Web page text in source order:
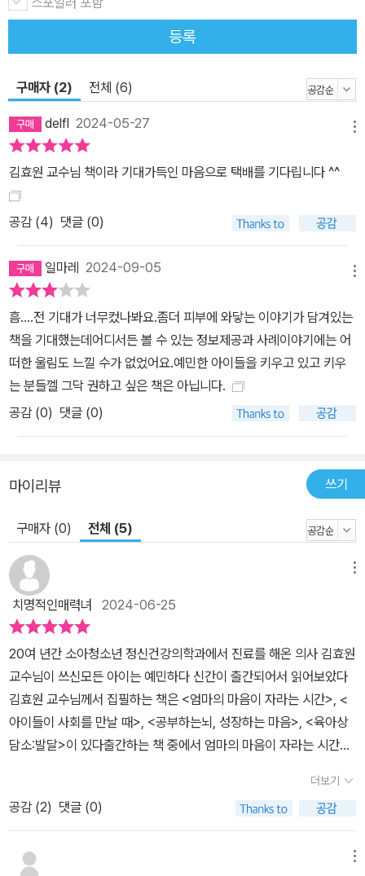
지은이, 1등에 집착하는 장현이, 머리카락 뽑는 강박증을 가진 예준이
는 병원을 방문했고, 저자와 함께 인지행동치료, 놀이치료, 정신치료
세밀하게 살펴볼 몇몇 유형이 있다. 예컨대 공감을 잘하는 아이와 사
부류에 속한다. 친구들 반응을 살피며 눈치 보는 아이는 공감을 잘하
지만 에너지 소모가 심한 예민한 아이다. 반면 사회성이 떨어지는 아
이는 낯선 사람이나 장소에 민감해 적응을 잘 못 하면서 대인관계에
서툰 면모를 보이기도 한다. 또한 예민함은 장점이 되기도 하고 단점
이 되기도 하는데, 가령 저자가 만났던 지연이는 유치원에서 혼자 울
고 있을 때가 많았고 새 학원에 가면 적응하는 데도 오래 걸렸지만, 그
런 조심스러운 성격이 초등학교 때는 빛을 발했다. 선생님의 심기를
거스르는 행동을 하지 않고, 친구들과 무난히 지내며 주변 환경에 자
신을 맞추는 성향이 오히려 사회 적응도를 높여준 것이다. 예민한 아
이는 어떤 청소년이 될까? 부모가 예민한지 아닌지 파악하는 것도 중
요하다 이 책의 장점은 예민한 아이가 청소년이 되면 어떤 난관에 부
딪히고 어떤 변화를 겪는지 추적한다는 것이다. 부모들은 대개 육아
가 처음이라 아이의 미래를 생각하면 조급해지기 마련이다. 미래를
뇌와 마음에 많은 변화가 일어난다. 시냅스 가지치기를 통해 뇌 조직
과 신경회로는 더 정교해지지만, 한편 전두엽 기능이 완성되지 않아
불안과 심한 감정 기복을 드러내기도 한다. 아이들은 사춘기 초기까
지 예민함이 높아지다가 성인기 초기에 줄어드는 경향이 있고, 주변
에서 잘 도와주면 예민함이 빨리 호전되곤 한다. 의자를 손소독제로
닦는 현민이(강박증), 수능만 생각하면 숨을 잘 못 쉬는 용훈이(공황
장애), 한 문제도 틀리면 안 되는 유진이(완벽주의), 관계를 되새김질
하는 재형이, 모든 문제를 자기 탓이라고 하는 수민이(우울증), 친구
에게 집착하는 예진이(애정 결핍), 일기장에 부모 욕을 적는 세진이,
인스타그램 맞팔을 확인하는 하윤이, 불안하면 두통과 복통을 일으키
는 성진이(불안의 신체 증상화), 완벽주의자 아빠 밑에서 불안과 무기
력을 겪은 지유, 대인관계에서 소외감과 좌절감을 느끼는 하율이, 폭
함이 폭발하는 시기다. 이 시기에는 자해하는 아이가 늘어나고, 자퇴
다가 완벽주의적 성향을 지닌 아이들은 성적을 잘 받을수록 다음 시
등록
구매자 (2) 전체 (6)
delfl 2024-05-27
김효원 교수님 책이라 기대가득인 마음으로 택배를 기다립니다 ^^
공감 (4) 댓글 (0)
일마레 2024-09-05
흠....전 기대가 너무컸나봐요.좀더 피부에 와닿는 이야기가 담겨있는
책을 기대했는데어디서든 볼 수 있는 정보제공과 사례이야기에는 어
떠한 울림도 느낄 수가 없었어요.예민한 아이들을 키우고 있고 키우
는 분들껠 그닥 권하고 싶은 책은 아닙니다.
공감 (0) 댓글 (0)
마이리뷰 쓰기
구매자 (0) 전체 (5)
치명적인매력녀 2024-06-25
20여 년간 소아청소년 정신건강의학과에서 진료를 해온 의사 김효원
교수님이 쓰신모든 아이는 예민하다 신간이 출간되어서 읽어보았다
김효원 교수님께서 집필하는 책은 <엄마의 마음이 자라는 시간>, <
아이들이 사회를 만날 때>, <공부하는뇌, 성장하는 마음>, <육아상
담소:발달>이 있다출간하는 책 중에서 엄마의 마음이 자라는 시간을
음의 단단함에 대해서 고민해 봤었고, 이번에 신간이 나왔을때 어떤
내용일지 궁금했는데 읽어볼수 있는 기회가 생겨서 읽어볼수 있었다
이 책에서는“예민함은 타고나는 기질이다.“”예민한 아이의 성향은
부모의 잘못이 아니다.” 이 두가지의 질문을 아무리 강조해도 지나치
더보기
공감 (2) 댓글 (0)